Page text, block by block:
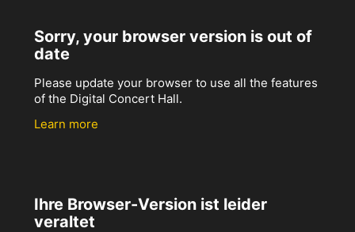
Sorry, your browser version is out of
date
Please update your browser to use all the features
of the Digital Concert Hall.
Learn more
Ihre Browser-Version ist leider
veraltet